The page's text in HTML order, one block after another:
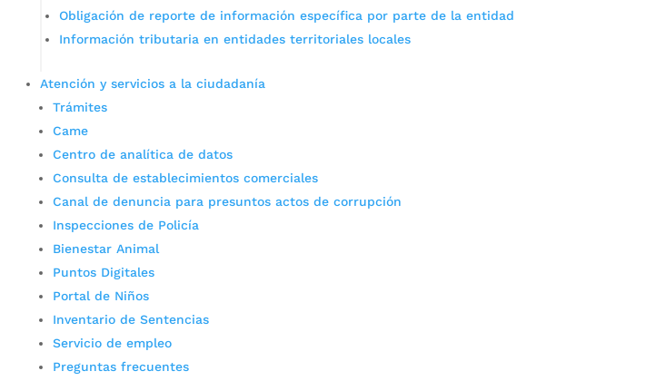
Obligación de reporte de información específica por parte de la entidad
Información tributaria en entidades territoriales locales
Atención y servicios a la ciudadanía
Trámites
Came
Centro de analítica de datos
Consulta de establecimientos comerciales
Canal de denuncia para presuntos actos de corrupción
Inspecciones de Policía
Bienestar Animal
Puntos Digitales
Portal de Niños
Inventario de Sentencias
Servicio de empleo
Preguntas frecuentes